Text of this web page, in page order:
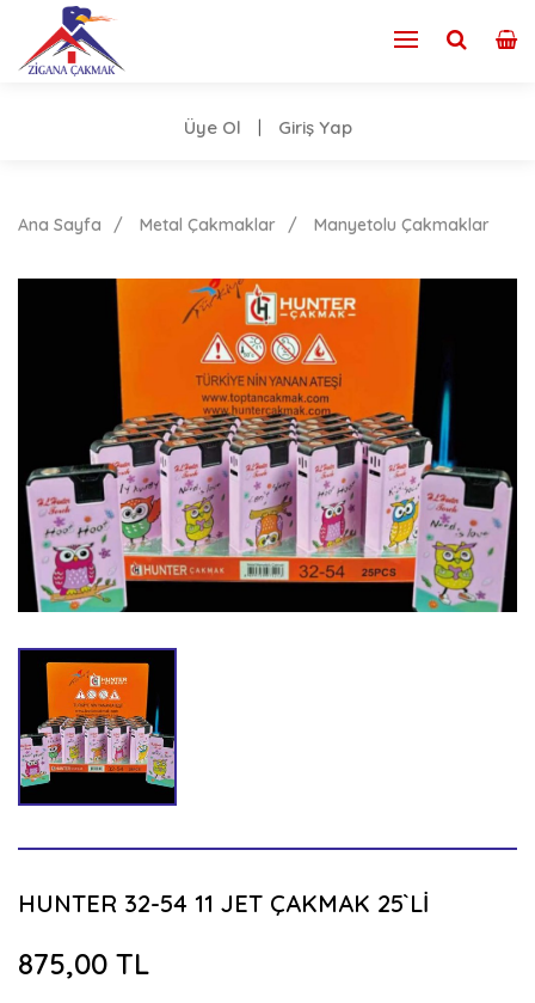
Üye Ol Giriş Yap
Ana Sayfa Metal Çakmaklar Manyetolu Çakmaklar
HUNTER 32-54 11 JET ÇAKMAK 25`Lİ
875,00 TL